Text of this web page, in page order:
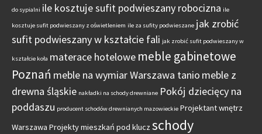
do sypialni ile kosztuje sufit podwieszany robocizna ile
kosztuje sufit podwieszany z oświetleniem ile za sufity podwieszane jak zrobić
sufit podwieszany w kształcie fali jak zrobić sufit podwieszany w
kształcie koła materace hotelowe meble gabinetowe
Poznań meble na wymiar Warszawa tanio meble z
drewna śląskie nakładki na schody drewniane Pokój dziecięcy na
poddaszu producent schodów drewnianych mazowieckie Projektant wnętrz
Warszawa Projekty mieszkań pod klucz schody